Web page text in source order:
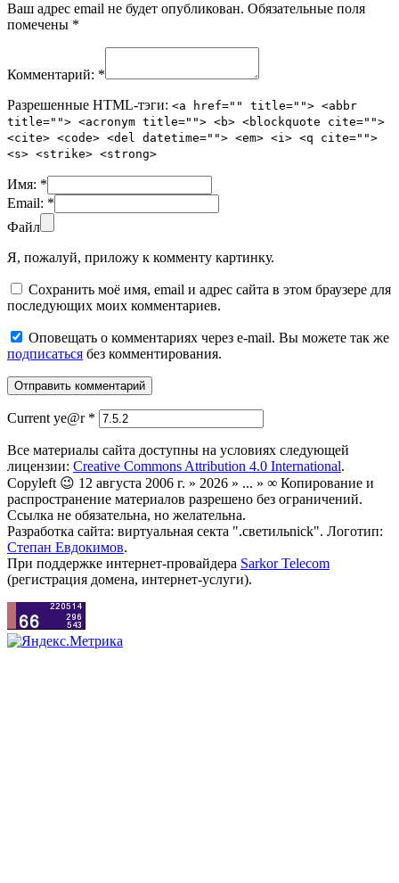
Ваш адрес email не будет опубликован. Обязательные поля
помечены *
Комментарий: *
Разрешенные HTML-тэги: <a href="" title=""> <abbr
title=""> <acronym title=""> <b> <blockquote cite="">
<cite> <code> <del datetime=""> <em> <i> <q cite="">
<s> <strike> <strong>
Имя: *
Email: *
Файл
Я, пожалуй, приложу к комменту картинку.
Сохранить моё имя, email и адрес сайта в этом браузере для
последующих моих комментариев.
Оповещать о комментариях через e-mail. Вы можете так же
подписаться без комментирования.
Current ye@r *
Все материалы сайта доступны на условиях следующей
лицензии: Creative Commons Attribution 4.0 International.
Copyleft 😉 12 августа 2006 г. » 2026 » ... » ∞ Копирование и
распространение материалов разрешено без ограничений.
Ссылка не обязательна, но желательна.
Разработка сайта: виртуальная секта ".светильnick". Логотип:
Степан Евдокимов.
При поддержке интернет-провайдера Sarkor Telecom
(регистрация домена, интернет-услуги).